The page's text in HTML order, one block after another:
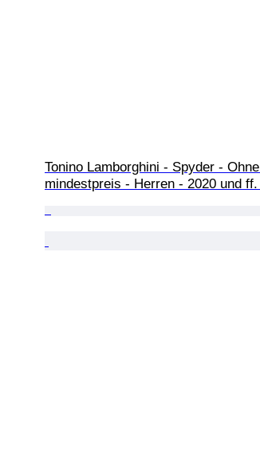
Tonino Lamborghini - Spyder - Ohne
mindestpreis - Herren - 2020 und ff.